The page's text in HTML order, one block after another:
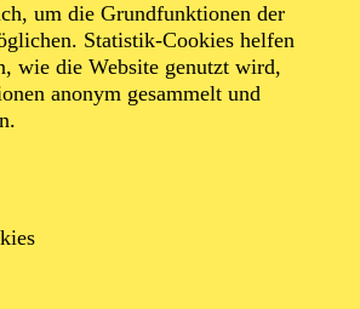
um die Grundfunktionen der
Statistik-Cookies helfen
wie die Website genutzt wird,
anonym gesammelt und
Kooperation der Philharmonie Essen
für Neue Musik Ruhr